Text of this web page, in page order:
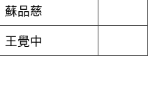
蘇品慈
王覺中